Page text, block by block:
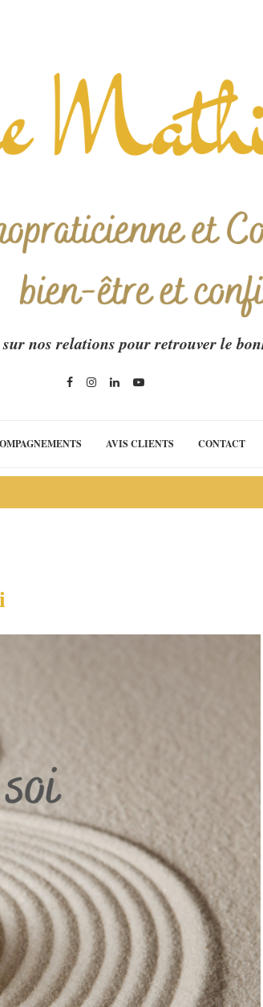
nos relations pour retrouver le
AVIS CLIENTS CONTACT